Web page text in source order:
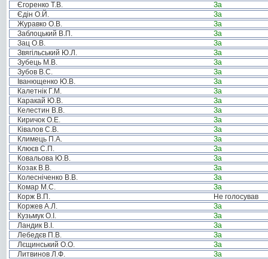
Єгоренко Т.В.
За
Єдін О.Й.
За
Журавко О.В.
За
Заблоцький В.П.
За
Зац О.В.
За
Звягільський Ю.Л.
За
Зубець М.В.
За
Зубов В.С.
За
Іванющенко Ю.В.
За
Калетнік Г.М.
За
Каракай Ю.В.
За
Келестин В.В.
За
Киричок О.Е.
За
Ківалов С.В.
За
Климець П.А.
За
Клюєв С.П.
За
Ковальова Ю.В.
За
Козак В.В.
За
Колесніченко В.В.
За
Комар М.С.
За
Корж В.П.
Не голосував
Коржев А.Л.
За
Кузьмук О.І.
За
Ландик В.І.
За
Лебедєв П.В.
За
Лєщинський О.О.
За
Литвинов Л.Ф.
За